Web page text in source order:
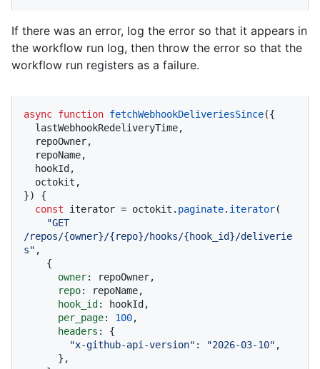
If there was an error, log the error so that it appears in
the workflow run log, then throw the error so that the
workflow run registers as a failure.
async function fetchWebhookDeliveriesSince({
}) {
const iterator = octokit. paginate. iterator(
"GET
/repos/{owner}/{repo}/hooks/{hook_id}/deliverie
s" ,
owner: repoOwner,
repo: repoName,
hook_id : hookId,
per_page: 100,
headers : {
"x-github-api-version" : "2026-03-10" ,